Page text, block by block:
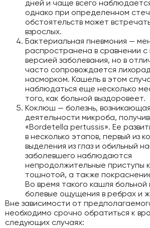
дней и чаще всего
однако при определенном
обстоятельств может
взрослых.
Бактериальная пневмония —
распространена в сравнении с
версией заболевания, но в
часто сопровождается
насморком. Кашель в этом
наблюдаться еще несколько
того, как больной выздоровеет.
Коклюш — болезнь,
деятельности микроба,
«Bordetella pertussis». Ее
в несколько этапов, первый из
выделения из глаз и обильный
заболевшего наблюдаются
непродолжительные приступы
тошнотой, а также
Во время такого кашля больной
болевые ощущения в ребрах и
Вне зависимости от
необходимо срочно обратиться к
следующих случаях: